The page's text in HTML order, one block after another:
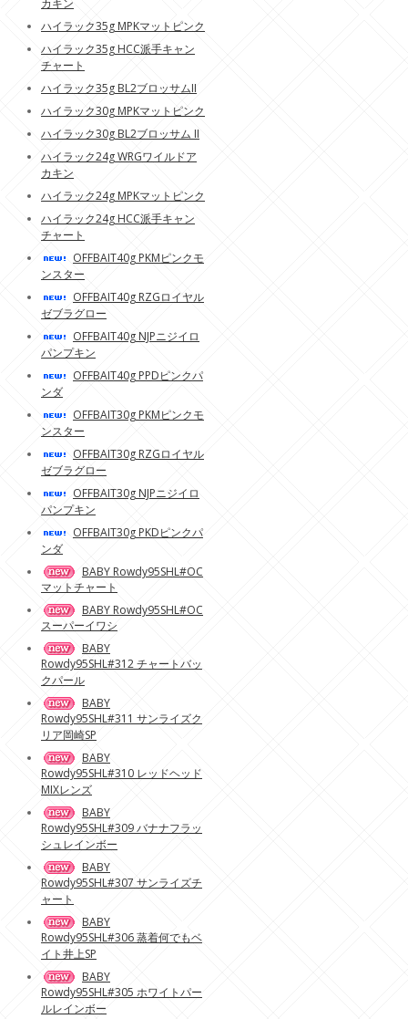
ハイラック35g MPKマットピンク
ハイラック35g HCC派手キャン
チャート
ハイラック35g BL2ブロッサムII
ハイラック30g MPKマットピンク
ハイラック30g BL2ブロッサム II
ハイラック24g WRGワイルドア
カキン
ハイラック24g MPKマットピンク
ハイラック24g HCC派手キャン
チャート
OFFBAIT40g PKMピンクモ
ンスター
OFFBAIT40g RZGロイヤル
ゼブラグロー
OFFBAIT40g NJPニジイロ
パンプキン
OFFBAIT40g PPDピンクパ
ンダ
OFFBAIT30g PKMピンクモ
ンスター
OFFBAIT30g RZGロイヤル
ゼブラグロー
OFFBAIT30g NJPニジイロ
パンプキン
OFFBAIT30g PKDピンクパ
ンダ
BABY Rowdy95SHL#OC
マットチャート
BABY Rowdy95SHL#OC
スーパーイワシ
BABY
Rowdy95SHL#312 チャートバッ
クパール
BABY
Rowdy95SHL#311 サンライズク
リア岡崎SP
BABY
Rowdy95SHL#310 レッドヘッド
MIXレンズ
BABY
Rowdy95SHL#309 バナナフラッ
シュレインボー
BABY
Rowdy95SHL#307 サンライズチ
ャート
BABY
Rowdy95SHL#306 蒸着何でもベ
イト井上SP
BABY
Rowdy95SHL#305 ホワイトパー
ルレインボー